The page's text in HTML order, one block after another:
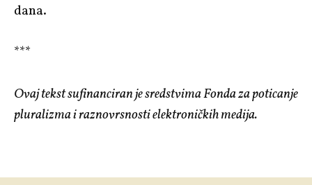
dana.
***
Ovaj tekst sufinanciran je sredstvima Fonda za poticanje
pluralizma i raznovrsnosti elektroničkih medija.